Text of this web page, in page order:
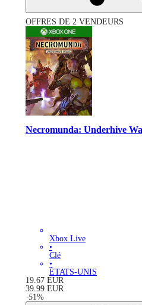
OFFRES DE 2 VENDEURS
Necromunda: Underhive
Xbox Live
•
Clé
•
ÉTATS-UNIS
19.67 EUR
39.99 EUR
-51%